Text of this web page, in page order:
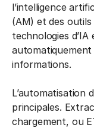
l’intelligence
(AM) et des outils
technologies d’IA
informations.
L’automatisation
principales.
chargement, ou